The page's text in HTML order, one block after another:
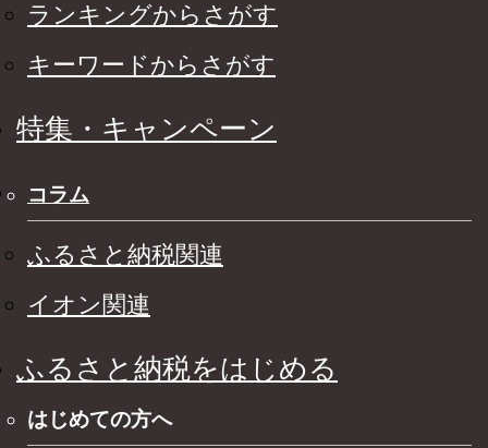
ランキングからさがす
キーワードからさがす
特集・キャンペーン
コラム
ふるさと納税関連
イオン関連
ふるさと納税をはじめる
はじめての方へ